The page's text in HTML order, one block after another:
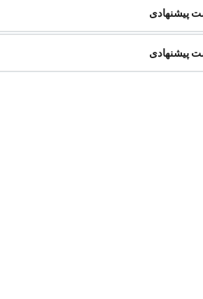
پیشنهادی
پیشنهادی